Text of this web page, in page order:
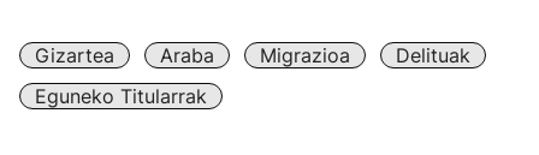
Gizartea Araba Migrazioa
Delituak
Eguneko Titularrak